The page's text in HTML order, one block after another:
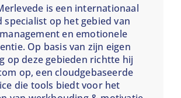
is een internationaal
specialist op het gebied van
en emotionele
Op basis van zijn eigen
op deze gebieden richtte hij
op, een cloudgebaseerde
die tools biedt voor het